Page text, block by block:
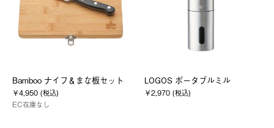
Bamboo ナイフ＆まな板セット
￥4,950 (税込)
EC在庫なし
LOGOS ポータブルミル
￥2,970 (税込)